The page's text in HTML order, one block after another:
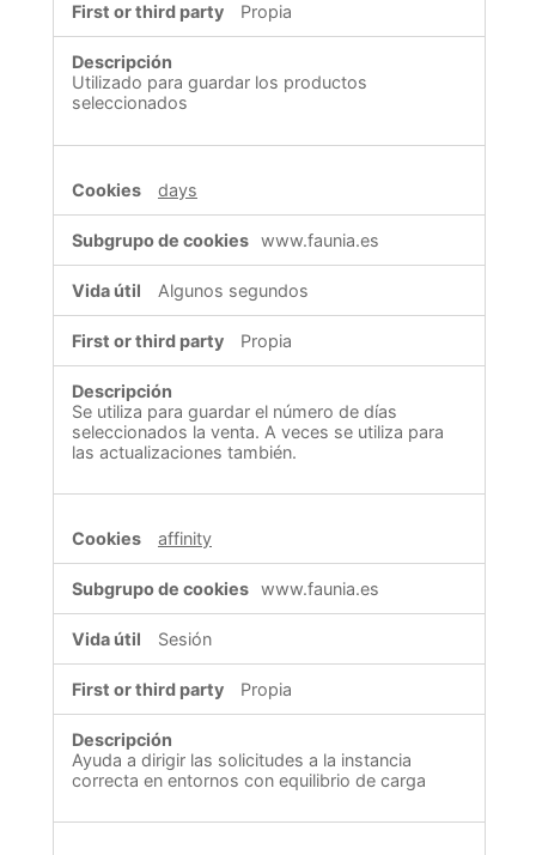
Propia
Utilizado para guardar los productos
seleccionados
days
www.faunia.es
Algunos segundos
Propia
Se utiliza para guardar el número de días
seleccionados la venta. A veces se utiliza para
las actualizaciones también.
affinity
www.faunia.es
Sesión
Propia
Ayuda a dirigir las solicitudes a la instancia
correcta en entornos con equilibrio de carga